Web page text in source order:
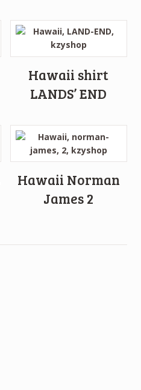
Hawaii shirt
LANDS’ END
Hawaii Norman
James 2